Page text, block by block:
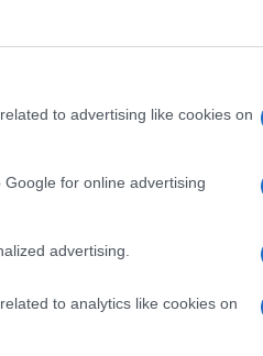
to advertising like cookies on
for online advertising
advertising.
to analytics like cookies on
θα πληρώσουν τα